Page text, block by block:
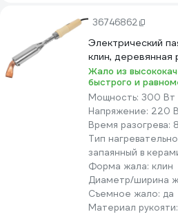
36746862
Электрический
клин, деревянная
Жало из
быстрого и
Мощность: 300 Вт
Напряжение: 220 В
Время разогрева:
Тип
запаянный в
Форма жала: клин
Диаметр/ширина
Съемное жало: да
Материал рукояти: